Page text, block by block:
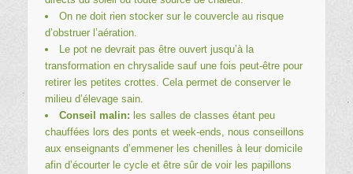
On ne doit rien stocker sur le couvercle au risque
d’obstruer l’aération.
Le pot ne devrait pas être ouvert jusqu’à la
transformation en chrysalide sauf une fois peut-être pour
retirer les petites crottes. Cela permet de conserver le
milieu d’élevage sain.
Conseil malin: les salles de classes étant peu
chauffées lors des ponts et week-ends, nous conseillons
aux enseignants d’emmener les chenilles à leur domicile
afin d’écourter le cycle et être sûr de voir les papillons